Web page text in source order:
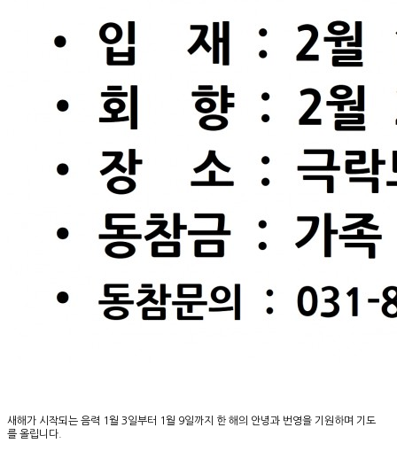
새해가 시작되는 음력 1월 3일부터 1월 9일까지 한 해의 안녕과 번영을 기원하며 기도
를 올립니다.